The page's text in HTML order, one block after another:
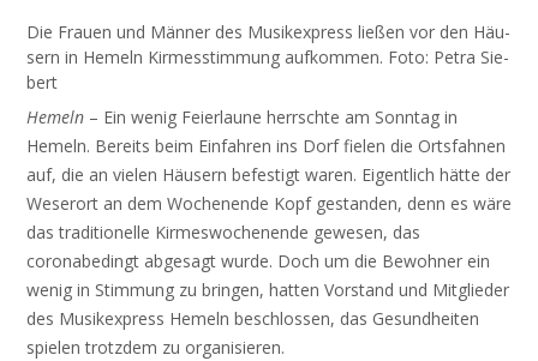
Die Frau­en und Män­ner des Mu­sik­ex­press lie­ßen vor den Häu­
sern in Hemeln Kir­mes­stim­mung auf­kom­men. Fo­to: Pe­tra Sie­
bert
Hemeln – Ein wenig Feierlaune herrschte am Sonntag in
Hemeln. Bereits beim Einfahren ins Dorf fielen die Ortsfahnen
auf, die an vielen Häusern befestigt waren. Eigentlich hätte der
Weserort an dem Wochenende Kopf gestanden, denn es wäre
das traditionelle Kirmeswochenende gewesen, das
coronabedingt abgesagt wurde. Doch um die Bewohner ein
wenig in Stimmung zu bringen, hatten Vorstand und Mitglieder
des Musikexpress Hemeln beschlossen, das Gesundheiten
spielen trotzdem zu organisieren.